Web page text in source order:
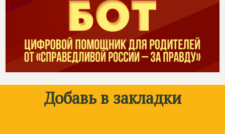
Добавь в закладки